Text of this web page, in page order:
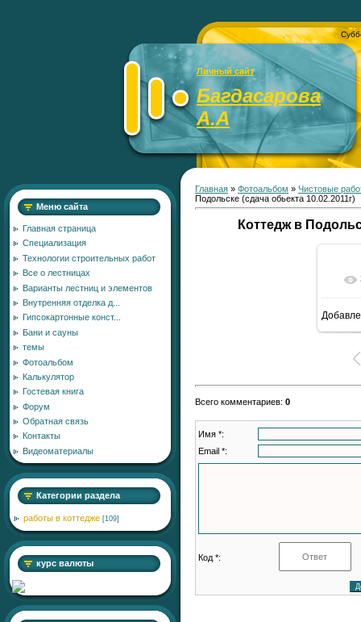
Личный сайт
Багдасарова
А.А
Меню сайта
Главная страница
Специализация
Технологии строительных работ
Все о лестницах
Варианты лестниц и элементов
Внутренняя отделка д...
Гипсокартонные конст...
Бани и сауны
темы
Фотоальбом
Калькулятор
Гостевая книга
Форум
Обратная связь
Контакты
Видеоматериалы
Категории раздела
работы в коттедже [109]
курс валюты
Главная » Фотоальбом » Чистовые
Подольске (сдача обьекта 10.02.2011г)
Коттедж в
Всего комментариев: 0
Имя *:
Email *:
Код *: